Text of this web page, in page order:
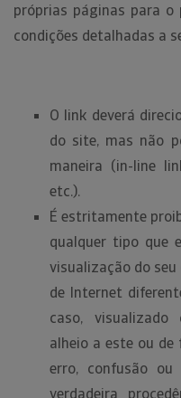
próprias páginas para o
condições detalhadas a
O link deverá
do site, mas não
maneira (in-line
etc.).
É estritamente
qualquer tipo que
visualização do seu
de Internet
caso, visualizado
alheio a este ou de
erro, confusão
verdadeira